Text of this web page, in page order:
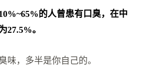
的人曾患有口臭，在中
27.5%。
味，多半是你自己的。